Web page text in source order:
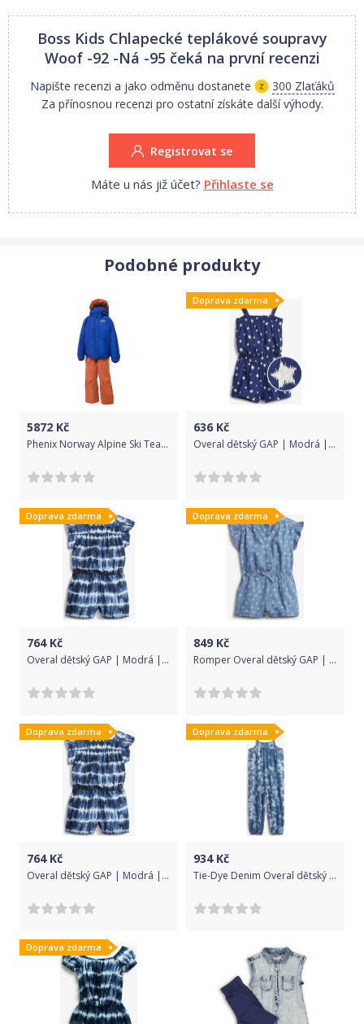
Boss Kids Chlapecké teplákové soupravy
Woof -92 -Ná -95 čeká na první recenzi
Napište recenzi a jako odměnu dostanete
300 Zlaťáků
Za přínosnou recenzi pro ostatní získáte další výhody.
Registrovat se
Máte u nás již účet? Přihlaste se
Podobné produkty
5872 Kč
Phenix Norway Alpine Ski Team Replica Two-Piece Suits - BL(OR) 4-8
Doprava zdarma
636 Kč
Overal dětský GAP | Modrá | Dívčí | 5 let
Doprava zdarma
764Kč
Overal dětský GAP | Modrá | Dívčí | 3 roky
Doprava zdarma
849 Kč
Romper Overal dětský GAP | Modrá | Dívčí | 4 roky
Doprava zdarma
764Kč
Overal dětský GAP | Modrá | Dívčí | 18-24 měsíců
Doprava zdarma
934Kč
Tie-Dye Denim Overal dětský GAP | Modrá | Dívčí | 4 roky
Doprava zdarma